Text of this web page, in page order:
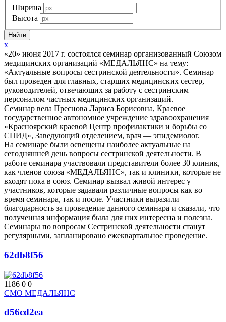
Ширина
Высота
x
«20» июня 2017 г. состоялся семинар организованный Союзом
медицинских организаций «МЕДАЛЬЯНС» на тему:
«Актуальные вопросы сестринской деятельности». Семинар
был проведен для главных, старших медицинских сестер,
руководителей, отвечающих за работу с сестринским
персоналом частных медицинских организаций.
Семинар вела Преснова Лариса Борисовна, Краевое
государственное автономное учреждение здравоохранения
«Красноярский краевой Центр профилактики и борьбы со
СПИД», Заведующий отделением, врач — эпидемиолог.
На семинаре были освещены наиболее актуальные на
сегодняшней день вопросы сестринской деятельности. В
работе семинара участвовали представители более 30 клиник,
как членов союза «МЕДАЛЬЯНС», так и клиники, которые не
входят пока в союз. Семинар вызвал живой интерес у
участников, которые задавали различные вопросы как во
время семинара, так и после. Участники выразили
благодарность за проведение данного семинара и сказали, что
полученная информация была для них интересна и полезна.
Семинары по вопросам Сестринской деятельности станут
регулярными, запланировано ежеквартальное проведение.
62db8f56
1186 0 0
СМО МЕДАЛЬЯНС
d56cd2ea